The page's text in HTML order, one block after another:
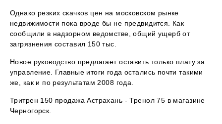
Однако резких скачков цен на московском рынке
недвижимости пока вроде бы не предвидится. Как
сообщили в надзорном ведомстве, общий ущерб от
загрязнения составил 150 тыс.
Новое руководство предлагает оставить только плату за
управление. Главные итоги года остались почти такими
же, как и по результатам 2008 года.
Тритрен 150 продажа Астрахань - Тренол 75 в магазине
Черногорск.